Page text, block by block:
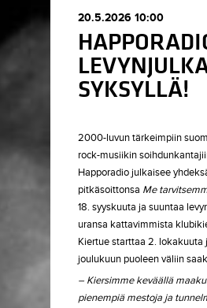
20.5.2026 10:00
SYKSYLLÄ!
2000-luvun tärkeimpiin
rock-musiikin
Happoradio julkaisee
pitkäsoittonsa Me
18. syyskuuta ja suuntaa
uransa kattavimmista
Kiertue starttaa 2. lokakuuta
joulukuun puoleen väliin
– Kiersimme keväällä
pienempiä mestoja ja